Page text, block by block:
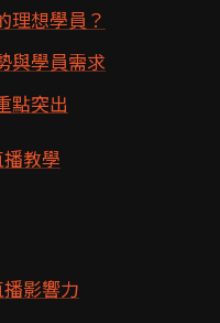
理想學員？
與學員需求
點突出
教學
影響力